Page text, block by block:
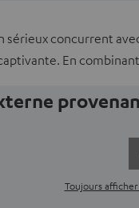
concurrent
En
Toujours